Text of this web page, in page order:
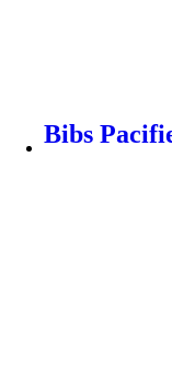
Bibs